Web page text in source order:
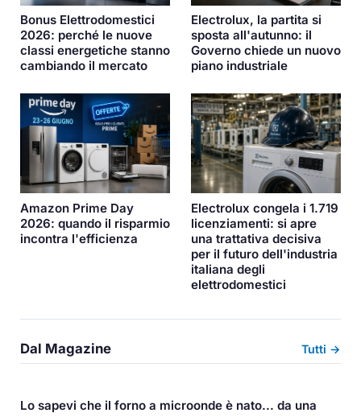
Bonus Elettrodomestici
2026: perché le nuove
classi energetiche stanno
cambiando il mercato
Electrolux, la partita si
sposta all'autunno: il
Governo chiede un nuovo
piano industriale
Amazon Prime Day
2026: quando il risparmio
incontra l'efficienza
Electrolux congela i 1.719
licenziamenti: si apre
una trattativa decisiva
per il futuro dell'industria
italiana degli
elettrodomestici
Dal Magazine Tutti →
Lo sapevi che il forno a microonde è nato... da una